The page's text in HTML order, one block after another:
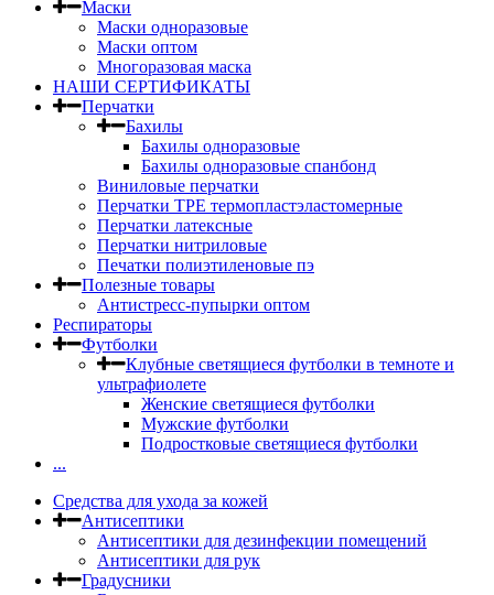
Маски
Маски одноразовые
Маски оптом
Многоразовая маска
НАШИ СЕРТИФИКАТЫ
Перчатки
Бахилы
Бахилы одноразовые
Бахилы одноразовые спанбонд
Виниловые перчатки
Перчатки TPE термопластэластомерные
Перчатки латексные
Перчатки нитриловые
Печатки полиэтиленовые пэ
Полезные товары
Антистресс-пупырки оптом
Респираторы
Футболки
Клубные светящиеся футболки в темноте и
ультрафиолете
Женские светящиеся футболки
Мужские футболки
Подростковые светящиеся футболки
...
Средства для ухода за кожей
Антисептики
Антисептики для дезинфекции помещений
Антисептики для рук
Градусники